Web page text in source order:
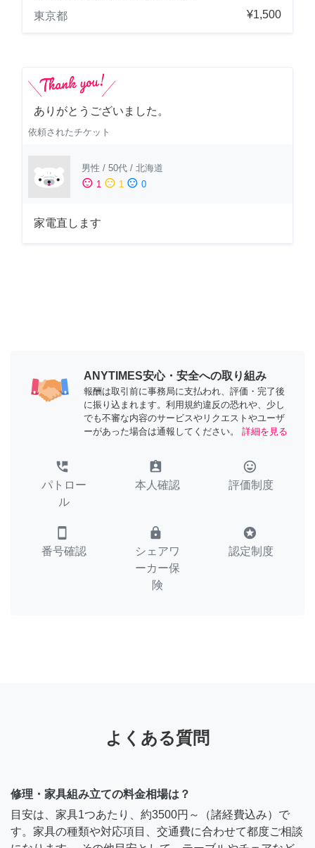
東京都
¥1,500
ありがとうございました。
依頼されたチケット
男性 / 50代 / 北海道
sentiment_satisfied 1 sentiment_neutral 1 sentiment_dissatisfied 0
家電直します
ANYTIMES安心・安全への取り組み
報酬は取引前に事務局に支払われ、評価・完了後
に振り込まれます。利用規約違反の恐れや、少し
でも不審な内容のサービスやリクエストやユーザ
ーがあった場合は通報してください。
詳細を見る
perm_phone_msg
パトロー
ル
assignment_ind
本人確認
tag_faces
評価制度
smartphone
番号確認
lock
シェアワ
ーカー保
険
stars
認定制度
よくある質問
修理・家具組み立ての料金相場は？
目安は、家具1つあたり、約3500円～（諸経費込み）で
す。家具の種類や対応項目、交通費に合わせて都度ご相談